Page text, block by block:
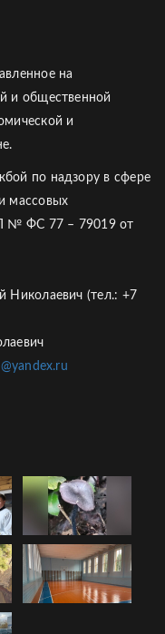
на
и общественной
и
по надзору в сфере
массовых
№ ФС 77 – 79019 от
Николаевич (тел.: +7